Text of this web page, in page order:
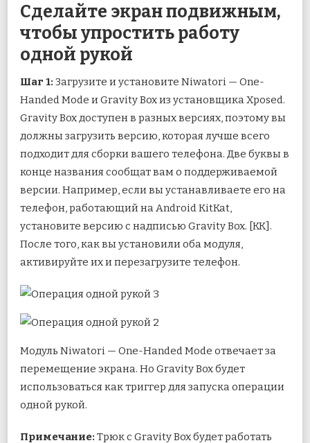
Сделайте экран подвижным,
чтобы упростить работу
одной рукой
Шаг 1: Загрузите и установите Niwatori — One-
Handed Mode и Gravity Box из установщика Xposed.
Gravity Box доступен в разных версиях, поэтому вы
должны загрузить версию, которая лучше всего
подходит для сборки вашего телефона. Две буквы в
конце названия сообщат вам о поддерживаемой
версии. Например, если вы устанавливаете его на
телефон, работающий на Android KitKat,
установите версию с надписью Gravity Box. [KK].
После того, как вы установили оба модуля,
активируйте их и перезагрузите телефон.
Модуль Niwatori — One-Handed Mode отвечает за
перемещение экрана. Но Gravity Box будет
использоваться как триггер для запуска операции
одной рукой.
Примечание: Трюк с Gravity Box будет работать